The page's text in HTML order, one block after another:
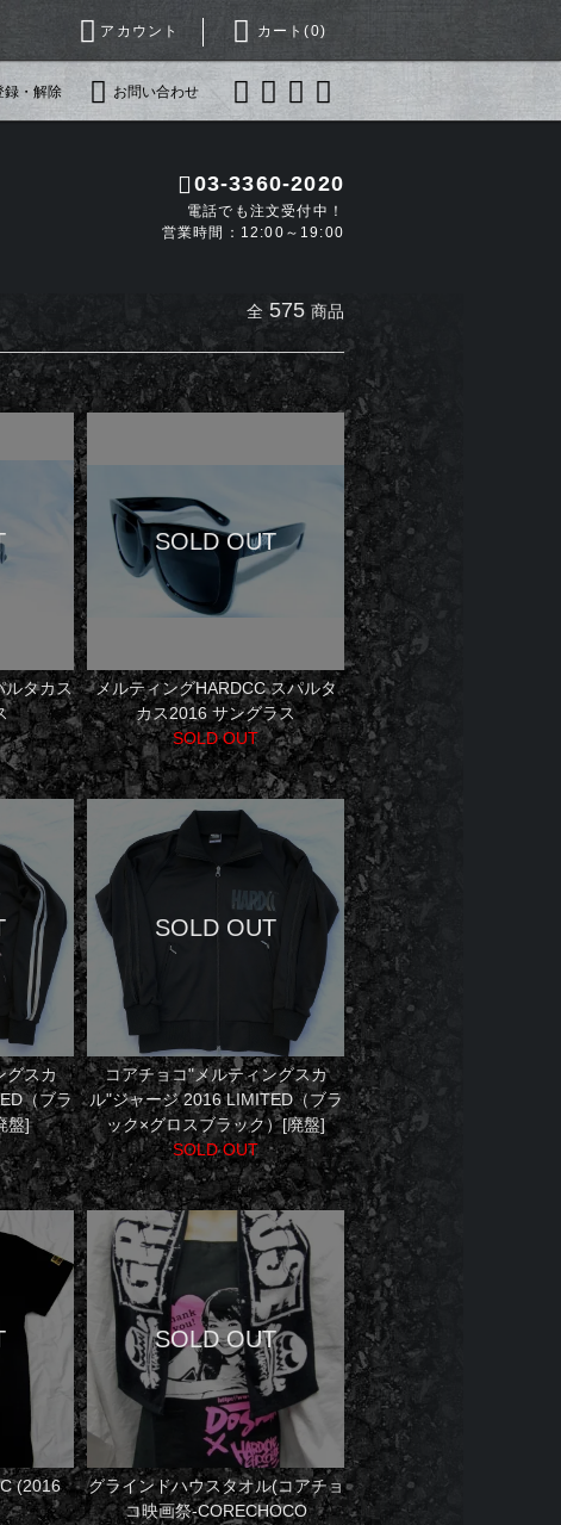
アカウント カート(0)
録・解除 お問い合わせ
03-3360-2020
電話でも注文受付中！
営業時間：12:00～19:00
全 575 商品
ルタカス
メルティングHARDCC スパルタ
カス2016 サングラス
SOLD OUT
グスカ
（ブラ
盤]
コアチョコ"メルティングスカ
ル"ジャージ 2016 LIMITED（ブラ
ック×グロスブラック）[廃盤]
SOLD OUT
(2016
グラインドハウスタオル(コアチョ
コ映画祭-CORECHOCO